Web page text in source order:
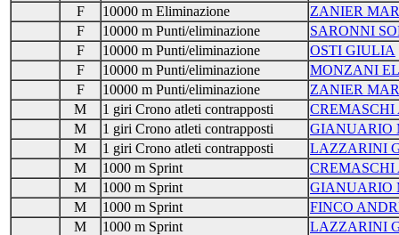
F 10000 m Eliminazione
ZANIER
F
10000 m Punti/eliminazione
SARONNI
F
10000 m Punti/eliminazione
OSTI GIULIA
F
10000 m Punti/eliminazione
MONZANI
F
10000 m Punti/eliminazione
ZANIER
M
1 giri Crono atleti contrapposti
M
1 giri Crono atleti contrapposti
GIANUARIO
M
1 giri Crono atleti contrapposti
LAZZARINI
M
1000 m Sprint
M
1000 m Sprint
GIANUARIO
M
1000 m Sprint
FINCO
M
1000 m Sprint
LAZZARINI